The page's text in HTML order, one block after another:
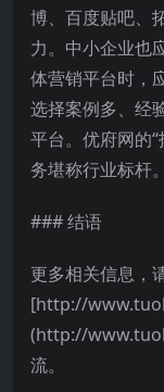
博、百度贴吧、
力。中小企业也
体营销平台时，
选择案例多、经
平台。优府网的
务堪称行业标杆。
### 结语
更多相关信息，
[http://
(http://
流。